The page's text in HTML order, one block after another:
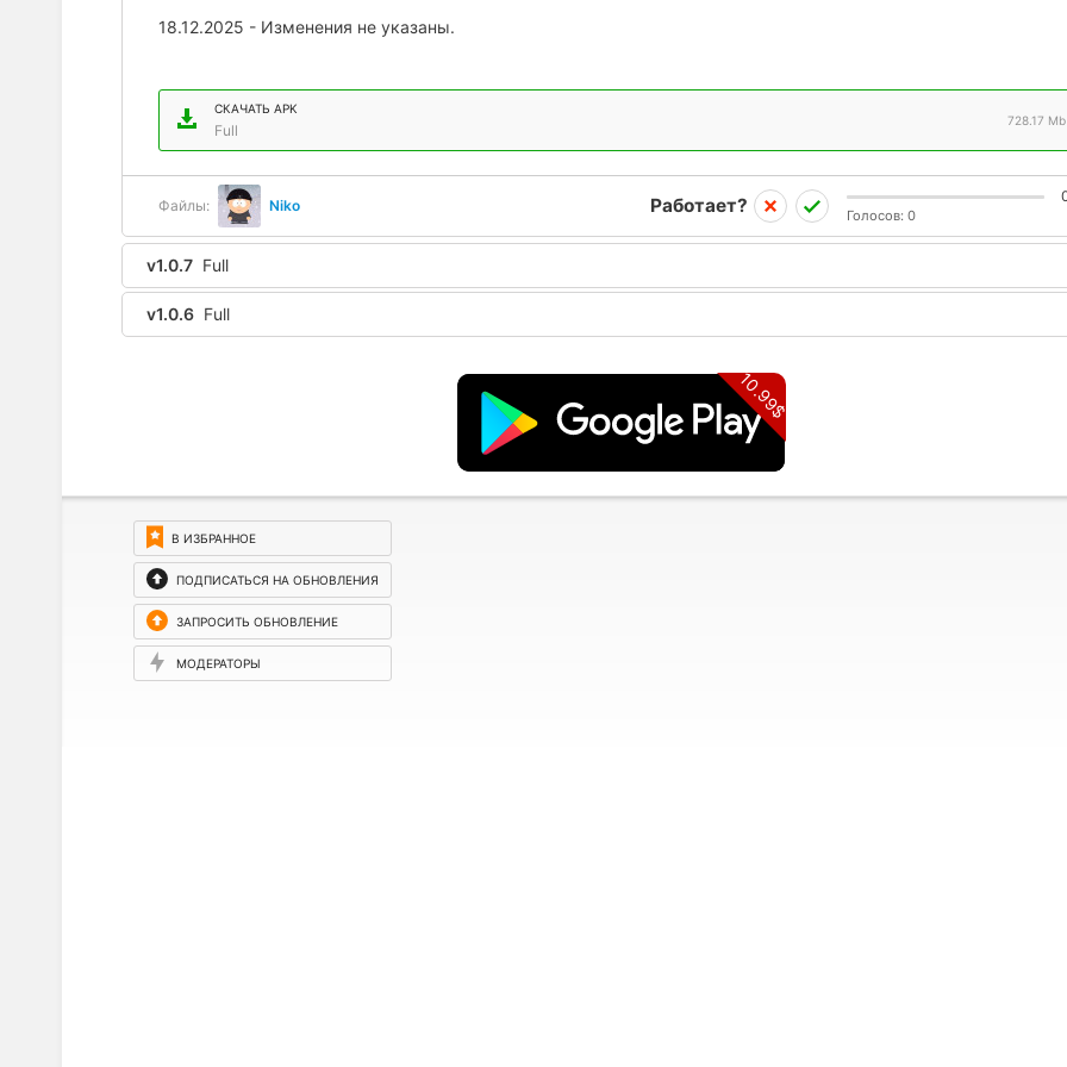
18.12.2025 - Изменения не указаны.
СКАЧАТЬ APK
Full
728.17 Mb
Файлы: Niko Работает? Голосов: 0
v1.0.7 Full
v1.0.6 Full
10.99$
В ИЗБРАННОЕ
ПОДПИСАТЬСЯ НА ОБНОВЛЕНИЯ
ЗАПРОСИТЬ ОБНОВЛЕНИЕ
МОДЕРАТОРЫ